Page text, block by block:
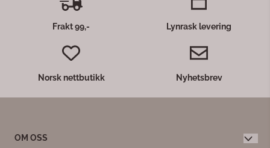
Frakt 99,- Lynrask levering
Norsk nettbutikk Nyhetsbrev
OM OSS